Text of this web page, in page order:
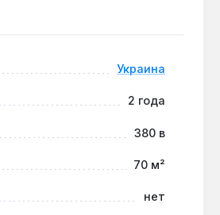
Производство — Украина.
до 1 °C.
Украина
2 года
380 в
70 м²
нет